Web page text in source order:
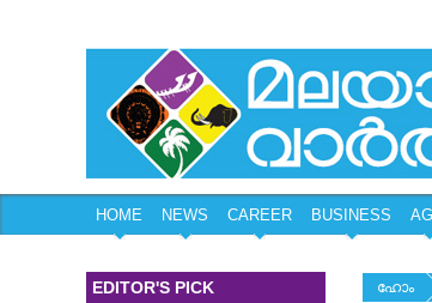
HOME NEWS CAREER BUSINESS
EDITOR'S PICK ഹോം